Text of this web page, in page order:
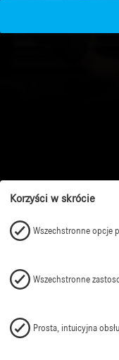
Korzyści w skrócie
Wszechstronne opcje
Wszechstronne
Prosta, intuicyjna